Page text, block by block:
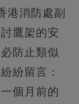
港消防處副
鷹架的安
防止類似
紛留言：
個月前的